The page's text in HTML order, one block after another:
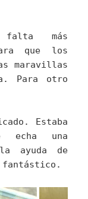
falta más
que los
maravillas
Para otro
Estaba
echa una
ayuda de
fantástico.